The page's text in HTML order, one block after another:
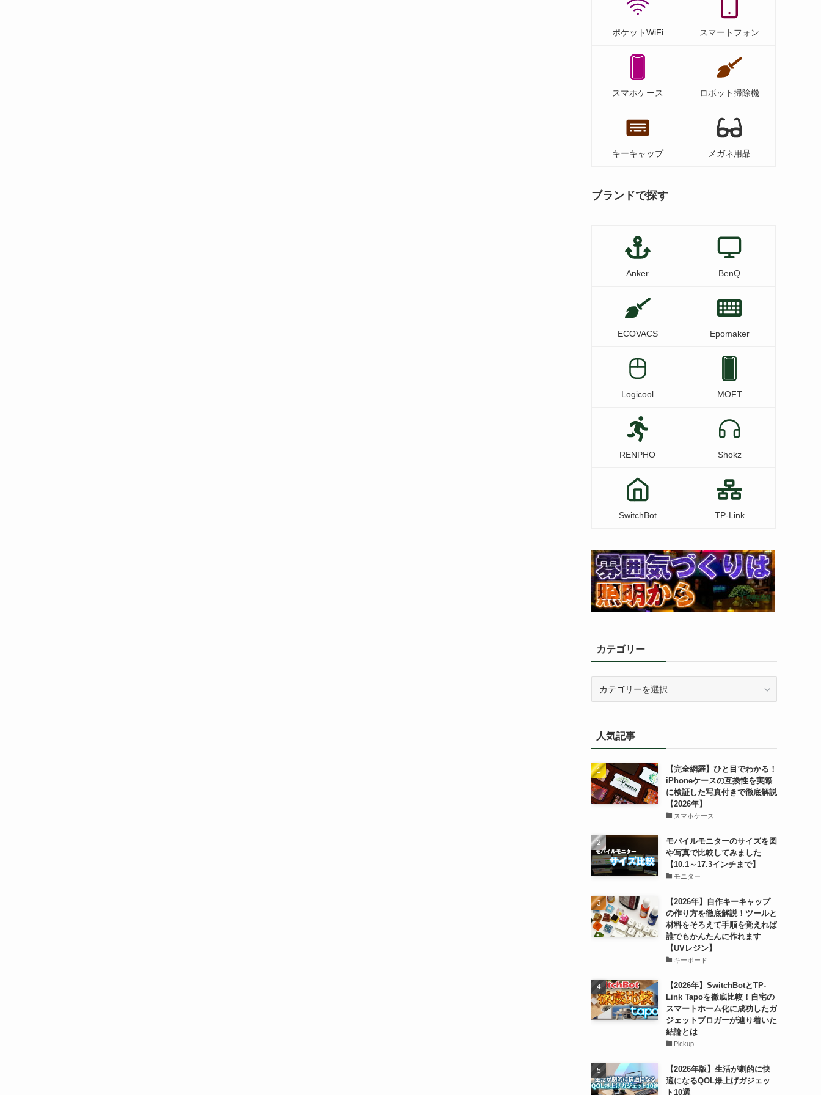
ポケットWiFi スマートフォン
スマホケース ロボット掃除機
キーキャップ メガネ用品
ブランドで探す
Anker BenQ
ECOVACS Epomaker
Logicool MOFT
RENPHO Shokz
SwitchBot TP-Link
カテゴリー
ー人気記事
【完全網羅】ひと目でわかる！
iPhoneケースの互換性を実際
に検証した写真付きで徹底解説
【2026年】
スマホケース
モバイルモニターのサイズを図
や写真で比較してみました
【10.1～17.3インチまで】
モニター
【2026年】自作キーキャップ
の作り方を徹底解説！ツールと
材料をそろえて手順を覚えれば
誰でもかんたんに作れます
【UVレジン】
キーボード
【2026年】SwitchBotとTP-
Link Tapoを徹底比較！自宅の
スマートホーム化に成功したガ
ジェットブロガーが辿り着いた
結論とは
Pickup
【2026年版】生活が劇的に快
適になるQOL爆上げガジェッ
ト10選